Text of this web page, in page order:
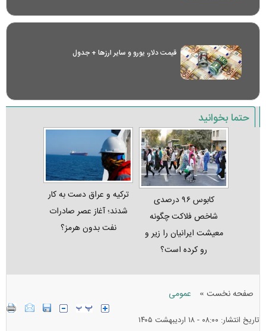
قیمت دلار، یورو و سایر ارز‌ها + جدول
حتما بخوانید
کابوس ۹۶ درصدی
شاخص فلاکت چگونه
معیشت ایرانیان را زیر و
رو کرده است؟
ترکیه و عراق دست به کار
شدند؛ آغاز عصر صادرات
نفت بدون هرمز؟
صفحه نخست » عمومی
تاریخ انتشار: ۰۸:۰۰ - ۱۸ ارديبهشت ۱۴۰۵